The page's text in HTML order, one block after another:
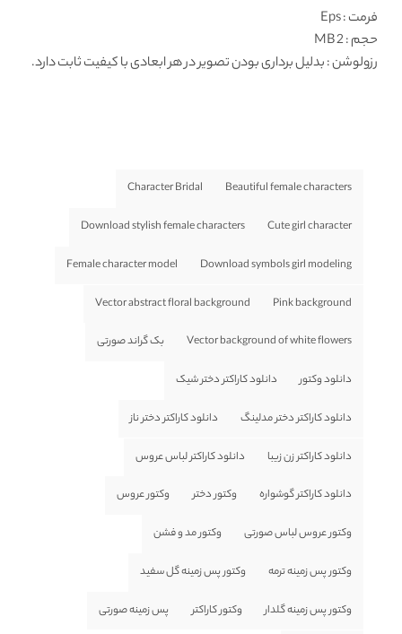
فرمت: Eps
حجم : 2 MB
رزولوشن: بدلیل برداری بودن تصویر در هر ابعادی با کیفیت ثابت دارد.
Beautiful female characters
Character Bridal
Cute girl character
Download stylish female characters
Download symbols girl modeling
Female character model
Pink background
Vector abstract floral background
Vector background of white flowers بک گراند صورتی
دانلود وکتور دانلود کاراکتر دختر شیک
دانلود کاراکتر دختر مدلینگ دانلود کاراکتر دختر ناز
دانلود کاراکتر زن زیبا دانلود کاراکتر لباس عروس
دانلود کاراکتر گوشواره وکتور دختر وکتور عروس
وکتور عروس لباس صورتی وکتور مد و فشن
وکتور پس زمینه ترمه وکتور پس زمینه گل سفید
وکتور پس زمینه گلدار وکتور کاراکتر پس زمینه صورتی